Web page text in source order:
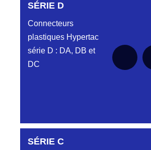
SÉRIE D
Connecteurs
plastiques Hypertac
série D : DA, DB et
DC
DC6122340N
D03EC612MT CONNECTEUR NOIR
SÉRIE C